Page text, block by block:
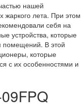
нашей
жаркого лета. При этом
себя на
устройства, которые
помещений. В этой
которые
с их особенностями и